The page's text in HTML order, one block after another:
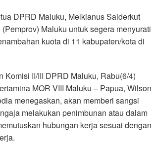
DPRD Maluku, Melkianus Saiderkut
Maluku untuk segera menyurati
kuota di 11 kabupaten/kota di
Komisi II/III DPRD Maluku, Rabu(6/4)
MOR VIII Maluku – Papua, Wilson
menegaskan, akan memberi sangsi
melakukan penimbunan atau dalam
hubungan kerja sesuai dengan